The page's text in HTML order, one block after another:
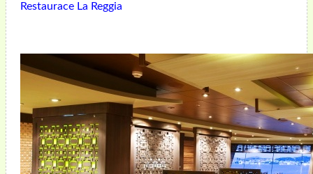
Restaurace La Reggia